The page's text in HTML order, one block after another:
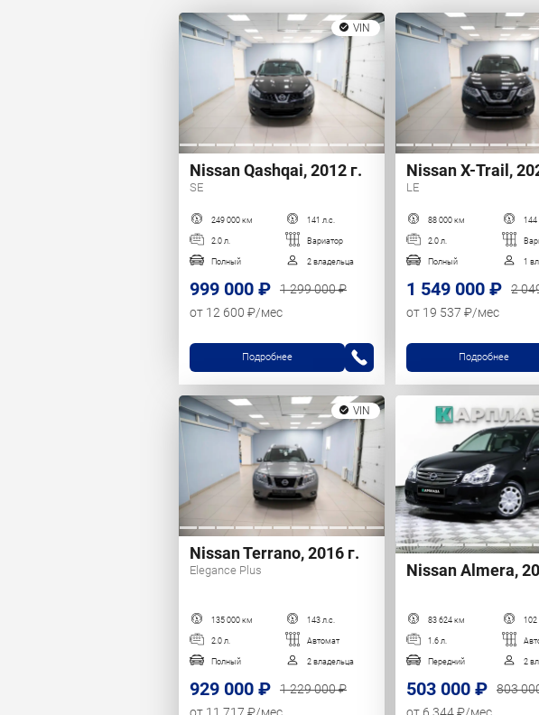
VIN
Nissan Qashqai, 2012 г.
SE
249 000 км 141 л.с.
2.0 л. Вариатор
Полный 2 владельца
999 000 ₽
1 299 000 ₽
от 12 600 ₽/мес
Подробнее
Nissan X-Trail,
LE
88 000 км 144
2.0 л.
Полный 1
1 549 000 ₽
2
от 19 537 ₽/мес
Подробнее
VIN
Nissan Terrano, 2016 г.
Elegance Plus
135 000 км 143 л.с.
2.0 л. Автомат
Полный 2 владельца
929 000 ₽
1 229 000 ₽
Nissan Almera,
83 624 км 102
1.6 л.
Передний 2
503 000 ₽
803